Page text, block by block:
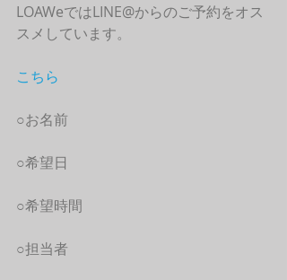
LOAWeではLINE@からのご予約をオス
スメしています。
こちら
○お名前
○希望日
○希望時間
○担当者